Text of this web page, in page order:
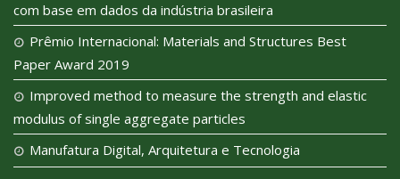
com base em dados da indústria brasileira
Prêmio Internacional: Materials and Structures Best
Paper Award 2019
Improved method to measure the strength and elastic
modulus of single aggregate particles
Manufatura Digital, Arquitetura e Tecnologia